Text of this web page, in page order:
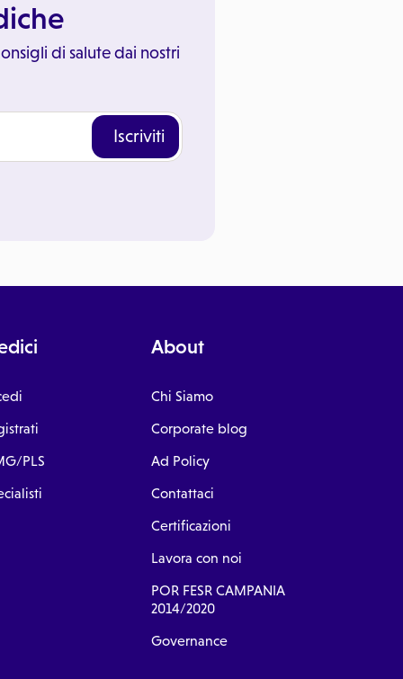
di salute dai nostri
Iscriviti
PLS
About
Chi Siamo
Corporate blog
Ad Policy
Contattaci
Certificazioni
Lavora con noi
POR FESR CAMPANIA
2014/2020
Governance